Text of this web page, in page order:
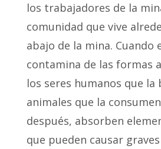
los trabajadores de la
comunidad que vive
abajo de la mina. Cuando
contamina de las formas
los seres humanos que la
animales que la
después, absorben
que pueden causar